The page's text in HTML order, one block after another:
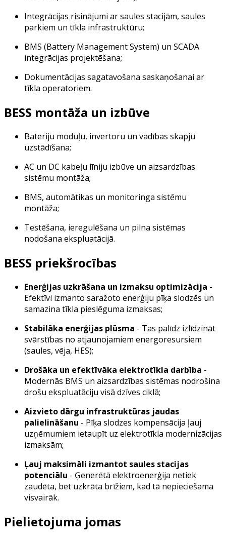
Integrācijas risinājumi ar saules stacijām, saules
parkiem un tīkla infrastruktūru;
BMS (Battery Management System) un SCADA
integrācijas projektēšana;
Dokumentācijas sagatavošana saskaņošanai ar
tīkla operatoriem.
BESS montāža un izbūve
Bateriju moduļu, invertoru un vadības skapju
uzstādīšana;
AC un DC kabeļu līniju izbūve un aizsardzības
sistēmu montāža;
BMS, automātikas un monitoringa sistēmu
montāža;
Testēšana, ieregulēšana un pilna sistēmas
nodošana ekspluatācijā.
BESS priekšrocības
Enerģijas uzkrāšana un izmaksu optimizācija -
Efektīvi izmanto saražoto enerģiju pīķa slodzēs un
samazina tīkla pieslēguma izmaksas;
Stabilāka enerģijas plūsma - Tas palīdz izlīdzināt
svārstības no atjaunojamiem energoresursiem
(saules, vēja, HES);
Drošāka un efektīvāka elektrotīkla darbība -
Modernās BMS un aizsardzības sistēmas nodrošina
drošu ekspluatāciju visā dzīves ciklā;
Aizvieto dārgu infrastruktūras jaudas
palielināšanu - Pīķa slodzes kompensācija ļauj
uzņēmumiem ietaupīt uz elektrotīkla modernizācijas
izmaksām;
Ļauj maksimāli izmantot saules stacijas
potenciālu - Ģenerētā elektroenerģija netiek
zaudēta, bet uzkrāta brīžiem, kad tā nepieciešama
visvairāk.
Pielietojuma jomas